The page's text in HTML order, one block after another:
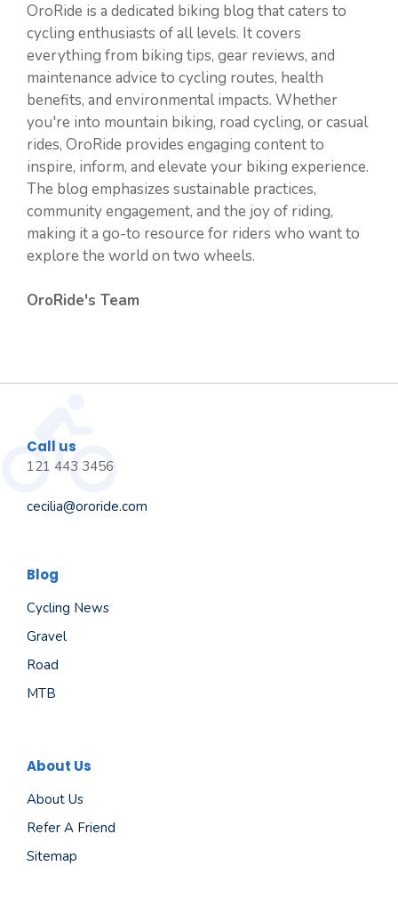
OroRide is a dedicated biking blog that caters to
cycling enthusiasts of all levels. It covers
everything from biking tips, gear reviews, and
maintenance advice to cycling routes, health
benefits, and environmental impacts. Whether
you're into mountain biking, road cycling, or casual
rides, OroRide provides engaging content to
inspire, inform, and elevate your biking experience.
The blog emphasizes sustainable practices,
community engagement, and the joy of riding,
making it a go-to resource for riders who want to
explore the world on two wheels.
OroRide's Team
Call us
121 443 3456
cecilia@ororide.com
Blog
Cycling News
Gravel
Road
MTB
About Us
About Us
Refer A Friend
Sitemap